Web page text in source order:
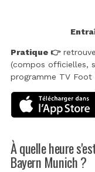
Pratique 👉
(compos officielles,
programme TV Foot
À quelle heure
Bayern Munich ?